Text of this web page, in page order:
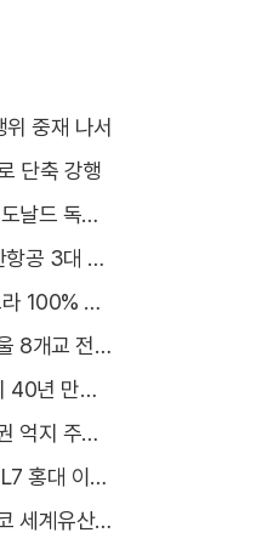
중재 나서
단축 강행
날드 독주
공 3대 서
100% 지
8개교 전환
40년 만에
억지 주장
홍대 이색
세계유산